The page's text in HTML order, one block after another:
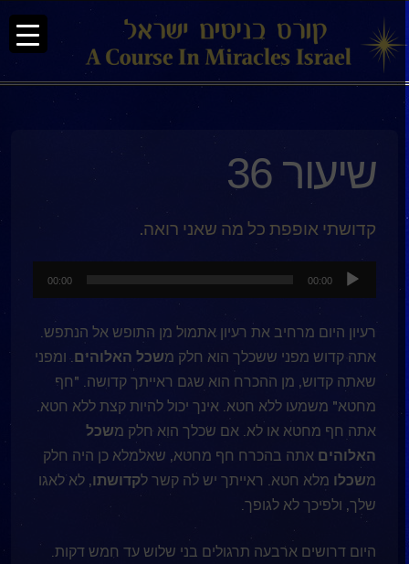
שיעור 36
קדושתי אופפת כל מה שאני רואה.
אודיו
00:00
00:00
רעיון היום מרחיב את רעיון אתמול מן התופש אל הנתפש.
אתה קדוש מפני ששכלך הוא חלק משכל האלוהים. ומפני
שאתה קדוש, מן ההכרח הוא שגם ראייתך קדושה. "חף
מחטא" משמעו ללא חטא. אינך יכול להיות קצת ללא חטא.
אתה חף מחטא או לא. אם שכלך הוא חלק משכל
האלוהיםאתה בהכרח חף מחטא, שאלמלא כן היה חלק
משכלומלא חטא. ראייתך יש לה קשר לקדושתו, לא לאגו
שלך, ולפיכך לא לגופך.
היום דרושים ארבעה תרגולים בני שלוש עד חמש דקות.